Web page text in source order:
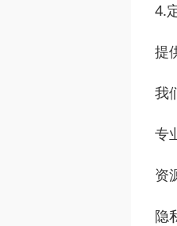
4.
提
我
专
资
隐